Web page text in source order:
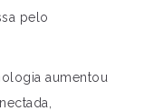
pelo
aumentou